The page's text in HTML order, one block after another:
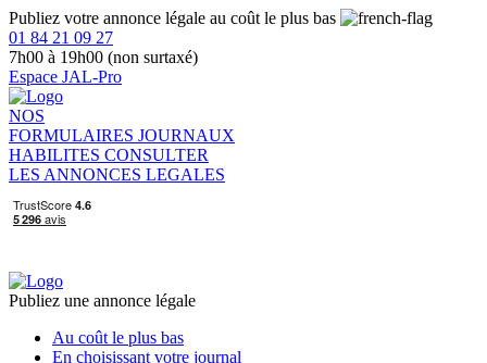
Publiez votre annonce légale au coût le plus bas
01 84 21 09 27
7h00 à 19h00 (non surtaxé)
Espace JAL-Pro
NOS
FORMULAIRES JOURNAUX
HABILITES CONSULTER
LES ANNONCES LEGALES
Publiez une annonce légale
Au coût le plus bas
En choisissant votre journal